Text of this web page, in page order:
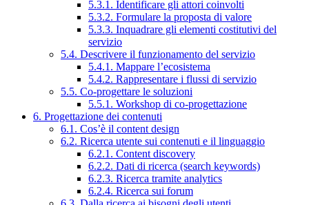
5.3.1. Identificare gli attori coinvolti
5.3.2. Formulare la proposta di valore
5.3.3. Inquadrare gli elementi costitutivi del
servizio
5.4. Descrivere il funzionamento del servizio
5.4.1. Mappare l’ecosistema
5.4.2. Rappresentare i flussi di servizio
5.5. Co-progettare le soluzioni
5.5.1. Workshop di co-progettazione
6. Progettazione dei contenuti
6.1. Cos’è il content design
6.2. Ricerca utente sui contenuti e il linguaggio
6.2.1. Content discovery
6.2.2. Dati di ricerca (search keywords)
6.2.3. Ricerca tramite analytics
6.2.4. Ricerca sui forum